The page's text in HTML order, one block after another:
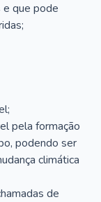
e que pode
pela formação
podendo ser
climática
de